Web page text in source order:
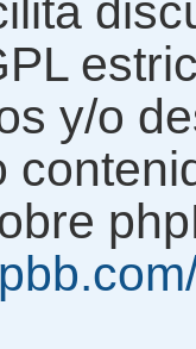
y/o